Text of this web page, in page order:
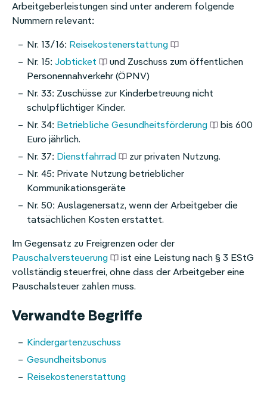
Arbeitgeberleistungen sind unter anderem folgende
Nummern relevant:
Nr. 13/16: Reisekostenerstattung
Nr. 15: Jobticket
und Zuschuss zum öffentlichen
Personennahverkehr (ÖPNV)
Nr. 33: Zuschüsse zur Kinderbetreuung nicht
schulpflichtiger Kinder.
Nr. 34: Betriebliche Gesundheitsförderung
bis 600
Euro jährlich.
Nr. 37: Dienstfahrrad
zur privaten Nutzung.
Nr. 45: Private Nutzung betrieblicher
Kommunikationsgeräte
Nr. 50: Auslagenersatz, wenn der Arbeitgeber die
tatsächlichen Kosten erstattet.
Im Gegensatz zu Freigrenzen oder der
Pauschalversteuerung
ist eine Leistung nach § 3 EStG
vollständig steuerfrei, ohne dass der Arbeitgeber eine
Pauschalsteuer zahlen muss.
Verwandte Begriffe
Kindergartenzuschuss
Gesundheitsbonus
Reisekostenerstattung
Internetzuschuss
Gesundheitsbonus
Homeoffice-Erstattung
Weitere Benefits
Integrationen
Internetpauschale
Mitarbeiter-Benefits